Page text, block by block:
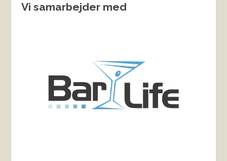
Vi samarbejder med